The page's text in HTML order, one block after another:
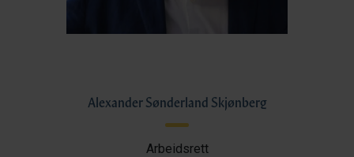
Alexander Sønderland Skjønberg
Arbeidsrett